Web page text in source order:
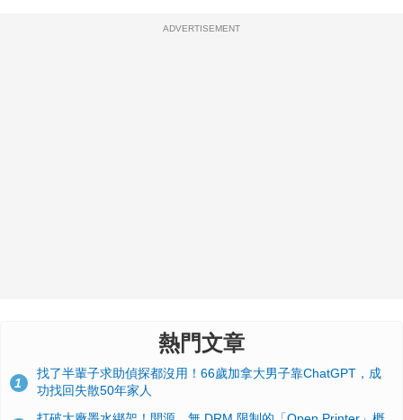
ADVERTISEMENT
熱門文章
1
找了半輩子求助偵探都沒用！66歲加拿大男子靠ChatGPT，成
功找回失散50年家人